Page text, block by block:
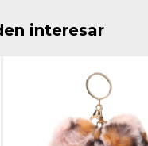
interesar